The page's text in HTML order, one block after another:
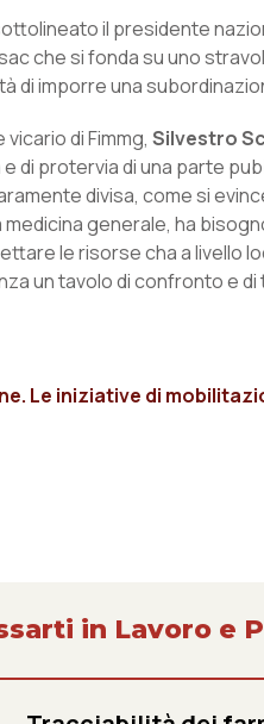
il presidente
che si fonda su uno
di imporre una
di Fimmg, Silvestro
di protervia di una parte
divisa, come si
generale, ha
le risorse cha a livello
un tavolo di confronto e
Le iniziative di
in Lavoro e